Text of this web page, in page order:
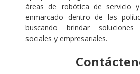
áreas de robótica de servicio
enmarcado dentro de las
buscando brindar
sociales y empresariales.